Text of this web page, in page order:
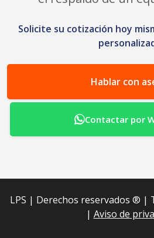
Solicite su cotización hoy
Hablar con
Contactar por
LPS | Derechos reservados ®︎ |
| Aviso de